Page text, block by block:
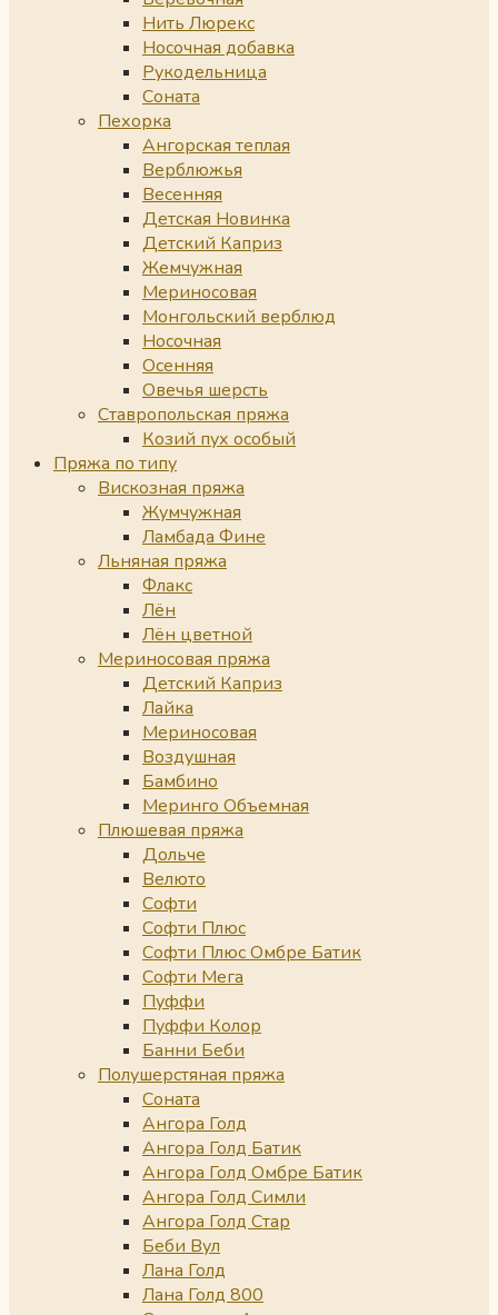
Нить Люрекс
Носочная добавка
Рукодельница
Соната
Пехорка
Ангорская теплая
Верблюжья
Весенняя
Детская Новинка
Детский Каприз
Жемчужная
Мериносовая
Монгольский верблюд
Носочная
Осенняя
Овечья шерсть
Ставропольская пряжа
Козий пух особый
Пряжа по типу
Вискозная пряжа
Жумчужная
Ламбада Фине
Льняная пряжа
Флакс
Лён
Лён цветной
Мериносовая пряжа
Детский Каприз
Лайка
Мериносовая
Воздушная
Бамбино
Меринго Объемная
Плюшевая пряжа
Дольче
Велюто
Софти
Софти Плюс
Софти Плюс Омбре Батик
Софти Мега
Пуффи
Пуффи Колор
Банни Беби
Полушерстяная пряжа
Соната
Ангора Голд
Ангора Голд Батик
Ангора Голд Омбре Батик
Ангора Голд Симли
Ангора Голд Стар
Беби Вул
Лана Голд
Лана Голд 800